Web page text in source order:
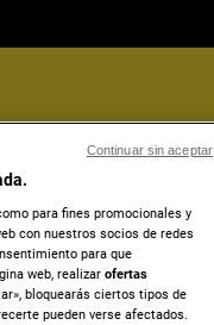
para fines promocionales y
con nuestros socios de redes
para que
web, realizar ofertas
bloquearás ciertos tipos de
pueden verse afectados.
Continuar sin aceptar